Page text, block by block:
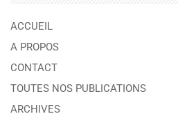
ACCUEIL
A PROPOS
CONTACT
TOUTES NOS PUBLICATIONS
ARCHIVES